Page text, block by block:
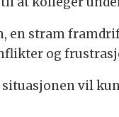
en stram
og
situasjonen vil